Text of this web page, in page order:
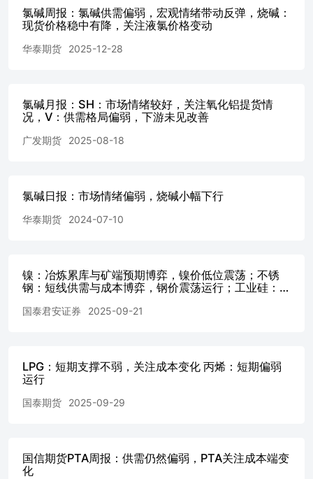
5：PVC华南-华
东-
6：PVC华东-西
北-
8：PVC开工
率
率
口利
润
12：PVC电石法出口利润（不含出口退
15：西北氯碱综合利润1吨PVC+0.75吨烧
碱
润
润
华东利润（东南亚）
22：陕西兰炭价格................................................
氯碱周报：氯碱供需偏弱，宏观情绪带动反弹，烧碱：
现货价格稳中有降，关注液氯价格变动
华泰期货 2025-12-28
氯碱月报：SH：市场情绪较好，关注氧化铝提货情
况，V：供需格局偏弱，下游未见改善
广发期货 2025-08-18
氯碱日报：市场情绪偏弱，烧碱小幅下行
华泰期货 2024-07-10
镍：冶炼累库与矿端预期博弈，镍价低位震荡；不锈
钢：短线供需与成本博弈，钢价震荡运行；工业硅：短
锂：储能需求强劲，偏强震荡；棕榈油：产地累库预
低位整理；棉花：关注新棉上市情况；生猪：近端矛盾
初启动，反套持有；花生：关注产区天气
国泰君安证券 2025-09-21
LPG：短期支撑不弱，关注成本变化 丙烯：短期偏弱
运行
国泰期货 2025-09-29
国信期货PTA周报：供需仍然偏弱，PTA关注成本端变
化